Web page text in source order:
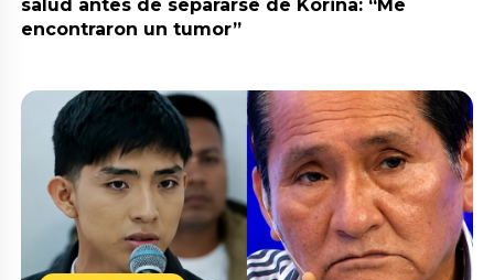
salud antes de separarse de Korina: “Me
encontraron un tumor”